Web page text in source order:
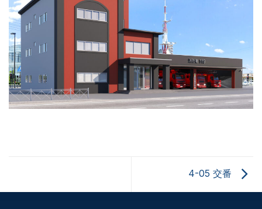
4-05 交番